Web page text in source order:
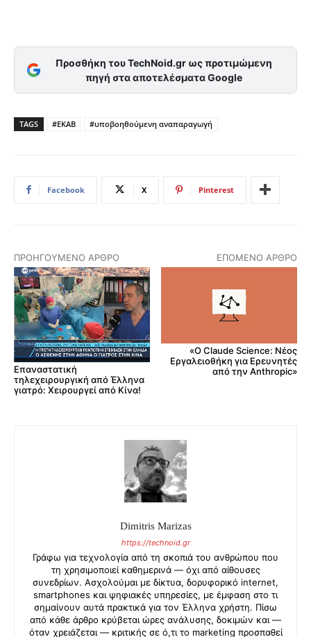
Προσθήκη του TechNoid.gr ως προτιμώμενη
πηγή στα αποτελέσματα Google
TAGS #ΕΚΑΒ #υποβοηθούμενη αναπαραγωγή
Facebook X Pinterest
ΠΡΟΗΓΟΎΜΕΝΟ ΆΡΘΡΟ
Επαναστατική
τηλεχειρουργική από Έλληνα
γιατρό: Χειρουργεί από Κίνα!
ΕΠΌΜΕΝΟ ΆΡΘΡΟ
«Ο Claude Science: Νέος
Εργαλειοθήκη για Ερευνητές
από την Anthropic»
Dimitris Marizas
https://technoid.gr
Γράφω για τεχνολογία από τη σκοπιά του ανθρώπου που
τη χρησιμοποιεί καθημερινά — όχι από αίθουσες
συνεδρίων. Ασχολούμαι με δίκτυα, δορυφορικό internet,
smartphones και ψηφιακές υπηρεσίες, με έμφαση στο τι
σημαίνουν αυτά πρακτικά για τον Έλληνα χρήστη. Πίσω
από κάθε άρθρο κρύβεται ώρες ανάλυσης, δοκιμών και —
όταν χρειάζεται — κριτικής σε ό,τι το marketing προσπαθεί